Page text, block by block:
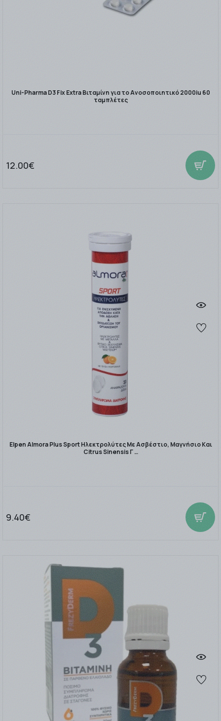
Uni-Pharma D3 Fix Extra Βιταμίνη για το Ανοσοποιητικό 2000iu 60
ταμπλέτες
12.00€
Elpen Almora Plus Sport Ηλεκτρολύτες Με Ασβέστιο, Μαγνήσιο Και
Citrus Sinensis Γ …
9.40€